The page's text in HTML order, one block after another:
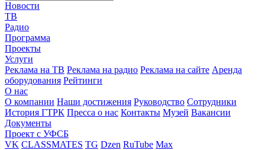
Новости
ТВ
Радио
Программа
Проекты
Услуги
Реклама на ТВ Реклама на радио Реклама на сайте Аренда
оборудования Рейтинги
О нас
О компании Наши достижения Руководство Сотрудники
История ГТРК Пресса о нас Контакты Музей Вакансии
Документы
Проект с УФСБ
VK CLASSMATES TG Dzen RuTube Max